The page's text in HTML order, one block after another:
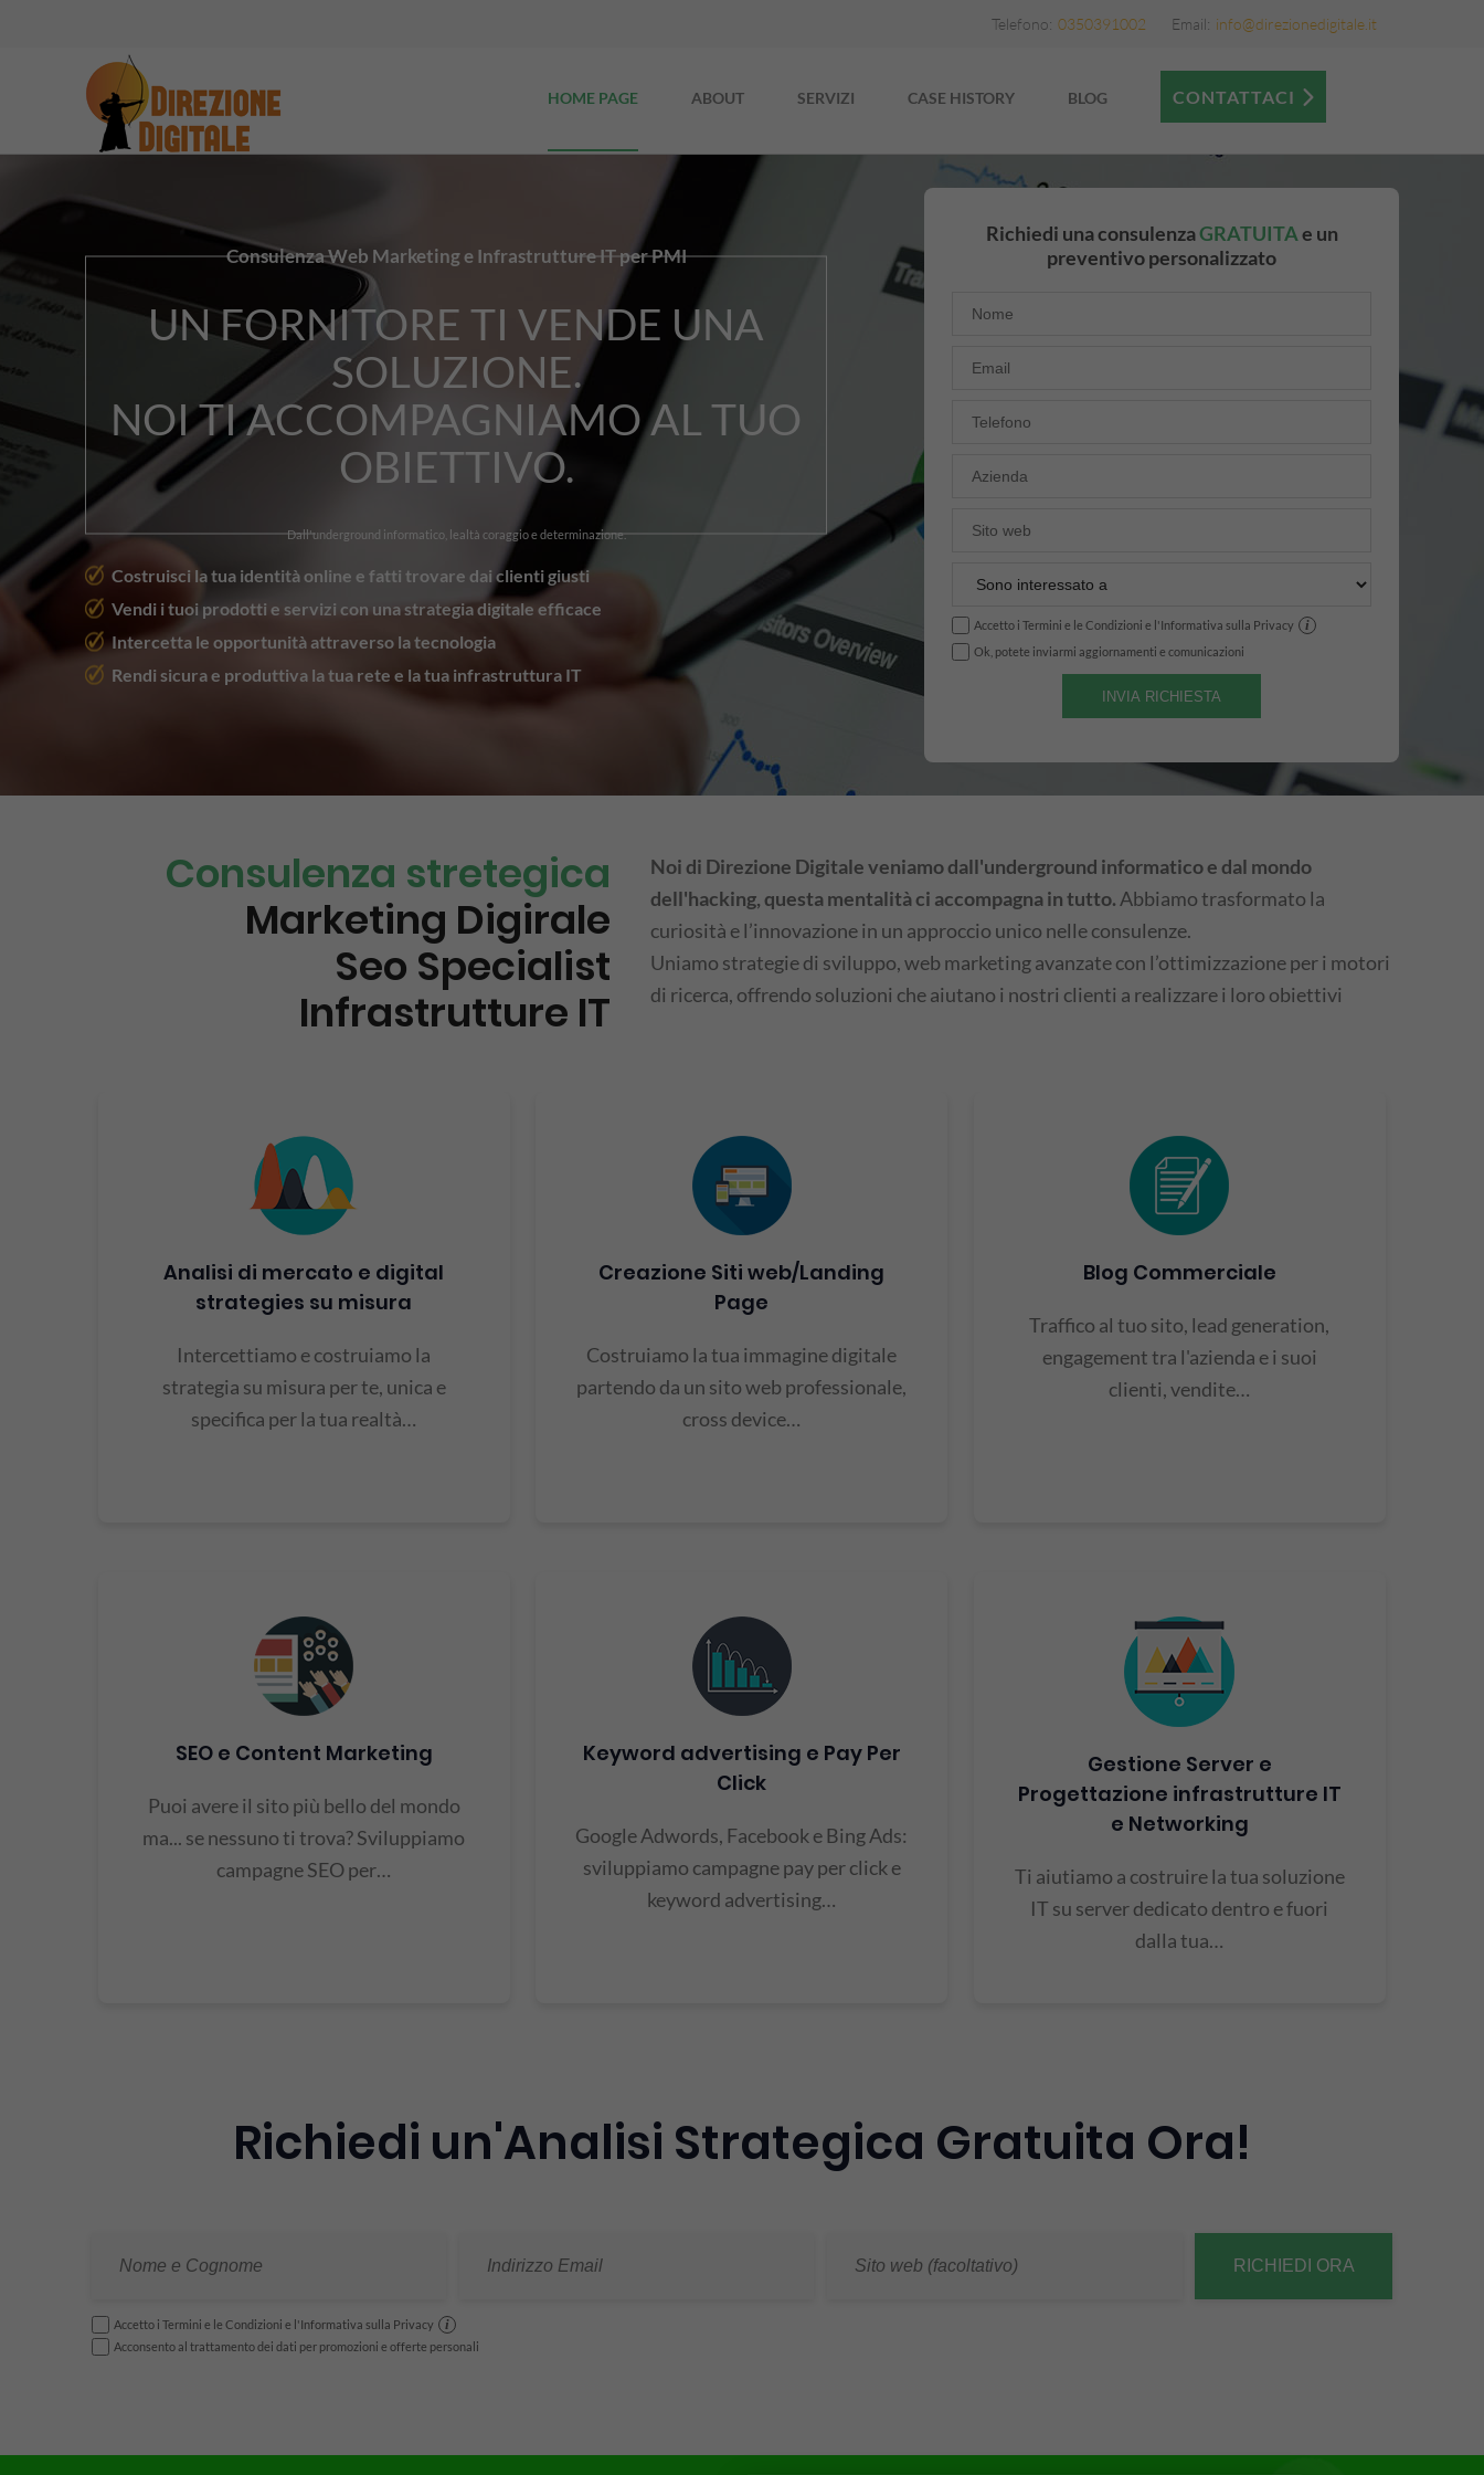
Telefono: 0350391002 Email: info@direzionedigitale.it
HOME PAGE ABOUT SERVIZI CASE HISTORY BLOG CONTATTACI
Consulenza Web Marketing e Infrastrutture IT per PMI
UN FORNITORE TI VENDE UNA
SOLUZIONE.
NOI TI ACCOMPAGNIAMO AL TUO
OBIETTIVO.
Dall'underground informatico, lealtà coraggio e determinazione.
Costruisci la tua identità online e fatti trovare dai clienti giusti
Vendi i tuoi prodotti e servizi con una strategia digitale efficace
Intercetta le opportunità attraverso la tecnologia
Rendi sicura e produttiva la tua rete e la tua infrastruttura IT
Richiedi una consulenzaGRATUITAe un
preventivo personalizzato
Accetto i Termini e le Condizioni e l'Informativa sulla Privacy i
Ok, potete inviarmi aggiornamenti e comunicazioni
Consulenza stretegica
Marketing Digirale
Seo Specialist
Infrastrutture IT
Noi di Direzione Digitale veniamo dall'underground informatico e dal mondo
dell'hacking, questa mentalità ci accompagna in tutto. Abbiamo trasformato la
curiosità e l’innovazione in un approccio unico nelle consulenze.
Uniamo strategie di sviluppo, web marketing avanzate con l’ottimizzazione per i motori
di ricerca, offrendo soluzioni che aiutano i nostri clienti a realizzare i loro obiettivi
Analisi di mercato e digital
strategies su misura
Intercettiamo e costruiamo la
strategia su misura per te, unica e
specifica per la tua realtà…
Creazione Siti web/Landing
Page
Costruiamo la tua immagine digitale
partendo da un sito web professionale,
cross device…
Blog Commerciale
Traffico al tuo sito, lead generation,
engagement tra l'azienda e i suoi
clienti, vendite…
SEO e Content Marketing
Puoi avere il sito più bello del mondo
ma... se nessuno ti trova? Sviluppiamo
campagne SEO per…
Keyword advertising e Pay Per
Click
Google Adwords, Facebook e Bing Ads:
sviluppiamo campagne pay per click e
keyword advertising…
Gestione Server e
Progettazione infrastrutture IT
e Networking
Ti aiutiamo a costruire la tua soluzione
IT su server dedicato dentro e fuori
dalla tua…
Richiedi un'Analisi Strategica Gratuita Ora!
Accetto i Termini e le Condizioni e l'Informativa sulla Privacy i
Acconsento al trattamento dei dati per promozioni e offerte personali